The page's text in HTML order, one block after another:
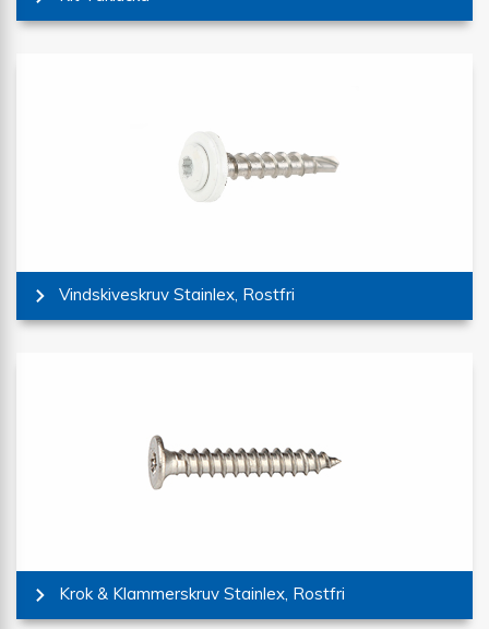
Vindskiveskruv Stainlex, Rostfri
Krok & Klammerskruv Stainlex, Rostfri